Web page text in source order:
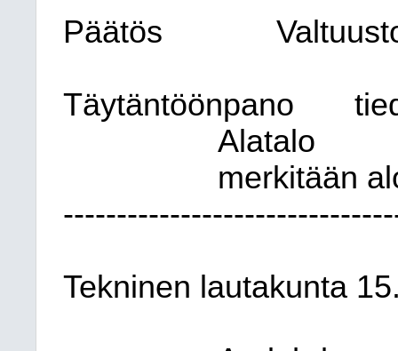
Päätös
Täytäntöönpano
Alatalo
merkitään
Tekninen lautakunta